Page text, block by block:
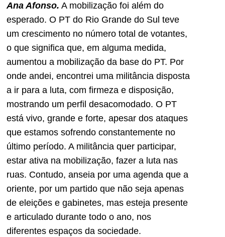
Ana Afonso. A mobilização foi além do
esperado. O PT do Rio Grande do Sul teve
um crescimento no número total de votantes,
o que significa que, em alguma medida,
aumentou a mobilização da base do PT. Por
onde andei, encontrei uma militância disposta
a ir para a luta, com firmeza e disposição,
mostrando um perfil desacomodado. O PT
está vivo, grande e forte, apesar dos ataques
que estamos sofrendo constantemente no
último período. A militância quer participar,
estar ativa na mobilização, fazer a luta nas
ruas. Contudo, anseia por uma agenda que a
oriente, por um partido que não seja apenas
de eleições e gabinetes, mas esteja presente
e articulado durante todo o ano, nos
diferentes espaços da sociedade.